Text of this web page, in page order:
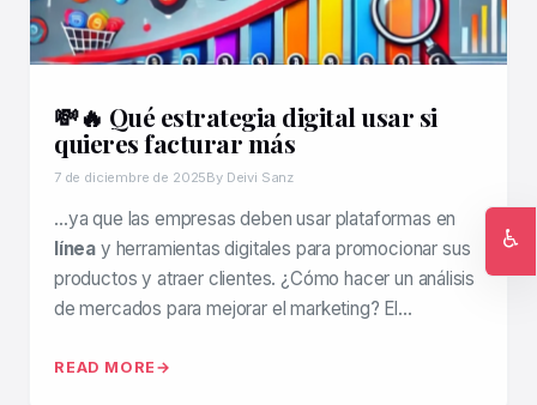
💸🔥 Qué estrategia digital usar si
quieres facturar más
7 de diciembre de 2025By Deivi Sanz
…ya que las empresas deben usar plataformas en
línea y herramientas digitales para promocionar sus
productos y atraer clientes. ¿Cómo hacer un análisis
de mercados para mejorar el marketing? El…
READ MORE
♿